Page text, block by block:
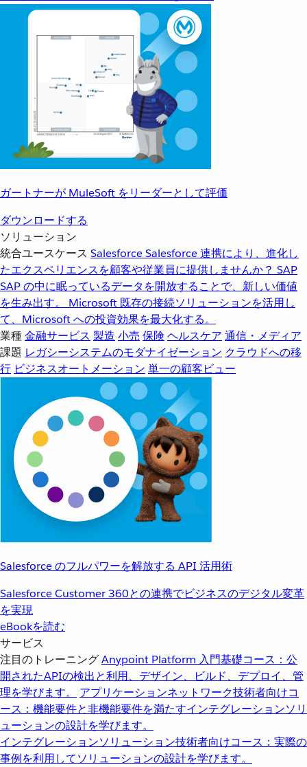
ガートナーが MuleSoft をリーダーとして評価
ダウンロードする
ソリューション
統合ユースケース SalesforceSalesforce 連携により、進化し
たエクスペリエンスを顧客や従業員に提供しませんか？ SAP
SAP の中に眠っているデータを開放することで、新しい価値
を生み出す。
Microsoft 既存の接続ソリューションを活用し
て、Microsoft への投資効果を最大化する。
業種金融サービス 製造 小売 保険 ヘルスケア 通信・メディア
課題 レガシーシステムのモダナイゼーション クラウドへの移
行 ビジネスオートメーション 単一の顧客ビュー
Salesforce のフルパワーを解放する API 活用術
Salesforce Customer 360との連携でビジネスのデジタル変革
を実現
eBookを読む
サービス
注目のトレーニングAnypoint Platform 入門基礎コース：公
開されたAPIの検出と利用、デザイン、ビルド、デプロイ、管
理を学びます。
アプリケーションネットワーク技術者向けコ
ース：機能要件と非機能要件を満たすインテグレーションソリ
ューションの設計を学びます。
インテグレーションソリューション技術者向けコース：実際の
事例を利用してソリューションの設計を学びます。